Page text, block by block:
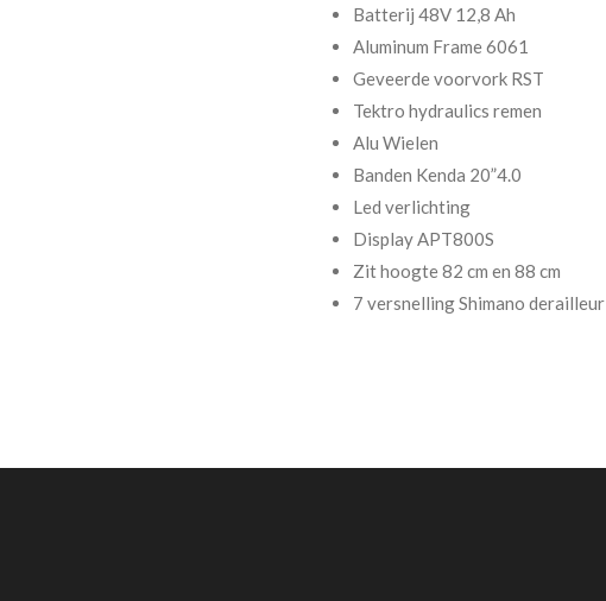
Batterij 48V 12,8 Ah
Aluminum Frame 6061
Geveerde voorvork RST
Tektro hydraulics remen
Alu Wielen
Banden Kenda 20”4.0
Led verlichting
Display APT800S
Zit hoogte 82 cm en 88 cm
7 versnelling Shimano derailleur